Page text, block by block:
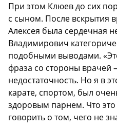
При этом Клюев до сих
с сыном. После вскрытия
Алексея была сердечная
Владимирович
подобными выводами.
фраза со стороны врачей
недостаточность. Но я в
карате, спортом, был
здоровым парнем. Что
говорить о том, чего не